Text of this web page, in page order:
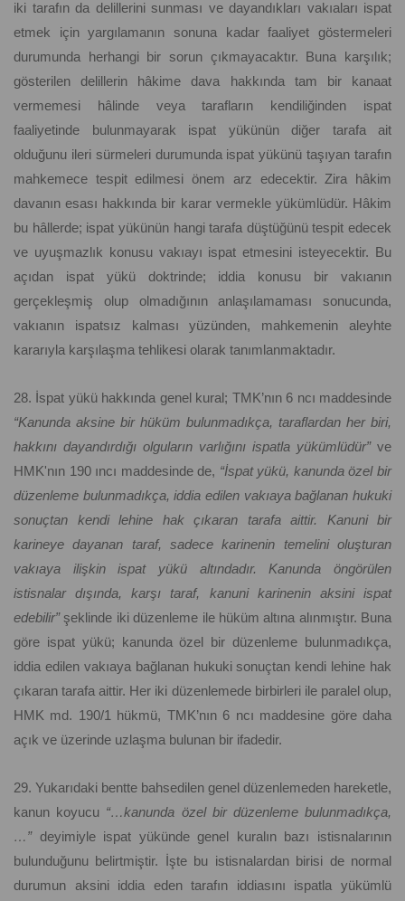
iki tarafın da delillerini sunması ve dayandıkları vakıaları ispat
etmek için yargılamanın sonuna kadar faaliyet göstermeleri
durumunda herhangi bir sorun çıkmayacaktır. Buna karşılık;
gösterilen delillerin hâkime dava hakkında tam bir kanaat
vermemesi hâlinde veya tarafların kendiliğinden ispat
faaliyetinde bulunmayarak ispat yükünün diğer tarafa ait
olduğunu ileri sürmeleri durumunda ispat yükünü taşıyan tarafın
mahkemece tespit edilmesi önem arz edecektir. Zira hâkim
davanın esası hakkında bir karar vermekle yükümlüdür. Hâkim
bu hâllerde; ispat yükünün hangi tarafa düştüğünü tespit edecek
ve uyuşmazlık konusu vakıayı ispat etmesini isteyecektir. Bu
açıdan ispat yükü doktrinde; iddia konusu bir vakıanın
gerçekleşmiş olup olmadığının anlaşılamaması sonucunda,
vakıanın ispatsız kalması yüzünden, mahkemenin aleyhte
kararıyla karşılaşma tehlikesi olarak tanımlanmaktadır.
28. İspat yükü hakkında genel kural; TMK’nın 6 ncı maddesinde
“Kanunda aksine bir hüküm bulunmadıkça, taraflardan her biri,
hakkını dayandırdığı olguların varlığını ispatla yükümlüdür” ve
HMK'nın 190 ıncı maddesinde de, “İspat yükü, kanunda özel bir
düzenleme bulunmadıkça, iddia edilen vakıaya bağlanan hukuki
sonuçtan kendi lehine hak çıkaran tarafa aittir. Kanuni bir
karineye dayanan taraf, sadece karinenin temelini oluşturan
vakıaya ilişkin ispat yükü altındadır. Kanunda öngörülen
istisnalar dışında, karşı taraf, kanuni karinenin aksini ispat
edebilir”şeklinde iki düzenleme ile hüküm altına alınmıştır. Buna
göre ispat yükü; kanunda özel bir düzenleme bulunmadıkça,
iddia edilen vakıaya bağlanan hukuki sonuçtan kendi lehine hak
çıkaran tarafa aittir. Her iki düzenlemede birbirleri ile paralel olup,
HMK md. 190/1 hükmü, TMK’nın 6 ncı maddesine göre daha
açık ve üzerinde uzlaşma bulunan bir ifadedir.
29. Yukarıdaki bentte bahsedilen genel düzenlemeden hareketle,
kanun koyucu “…kanunda özel bir düzenleme bulunmadıkça,
…” deyimiyle ispat yükünde genel kuralın bazı istisnalarının
bulunduğunu belirtmiştir. İşte bu istisnalardan birisi de normal
durumun aksini iddia eden tarafın iddiasını ispatla yükümlü